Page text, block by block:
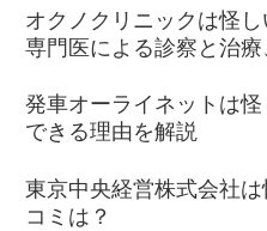
オクノクリニックは怪し
専門医による診察と治療
発車オーライネットは
できる理由を解説
東京中央経営株式会社
コミは？